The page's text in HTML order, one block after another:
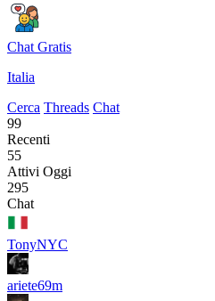
Chat Gratis
Italia
Cerca Threads Chat
99
Recenti
55
Attivi Oggi
295
Chat
TonyNYC
ariete69m